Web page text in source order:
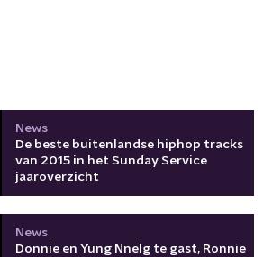
News
De beste buitenlandse hiphop tracks
van 2015 in het Sunday Service
jaaroverzicht
News
Donnie en Yung Nnelg te gast, Ronnie